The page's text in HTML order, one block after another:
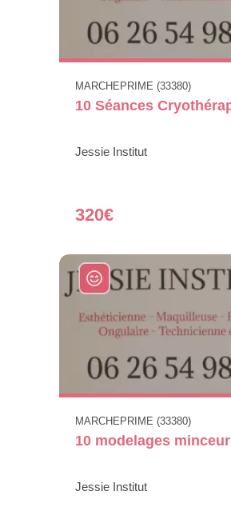
MARCHEPRIME (33380)
10 Séances
Jessie Institut
320€
MARCHEPRIME (33380)
10 modelages minceur
Jessie Institut